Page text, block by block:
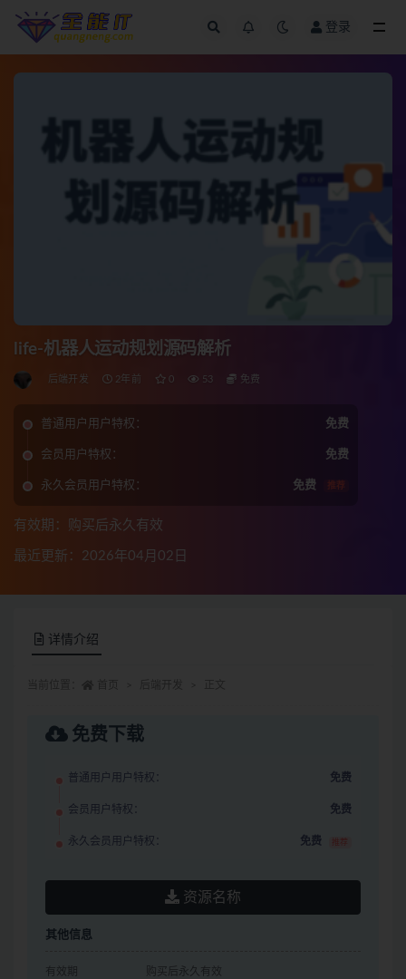
登录
life-机器人运动规划源码解析
后端开发 2年前 0 53 免费
普通用户用户特权： 免费
会员用户特权： 免费
永久会员用户特权： 免费 推荐
有效期：购买后永久有效
最近更新：2026年04月02日
详情介绍
免费下载
普通用户用户特权： 免费
会员用户特权： 免费
永久会员用户特权： 免费 推荐
资源名称
其他信息
有效期 购买后永久有效